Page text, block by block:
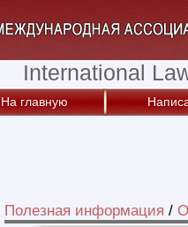
International
На главную
Полезная информация /